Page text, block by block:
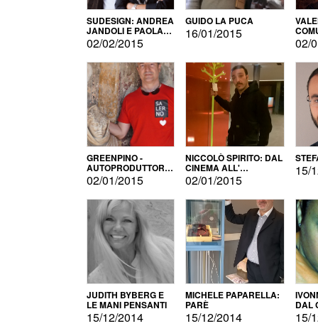
SUDESIGN: ANDREA
JANDOLI E PAOLA
PISAPIA
02/02/2015
GUIDO LA PUCA
16/01/2015
02/
GREENPINO -
AUTOPRODUTTORE
PER AMORE
02/01/2015
NICCOLÒ SPIRITO: DAL
CINEMA ALL'
AUTOPRODUZIONE
02/01/2015
15/
JUDITH BYBERG E
LE MANI PENSANTI
15/12/2014
MICHELE PAPARELLA:
PARÈ
15/12/2014
DAL
15/